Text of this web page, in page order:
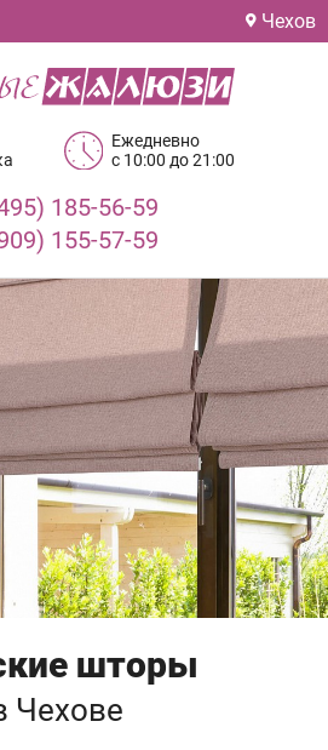
Чехов
Ежедневно
с 10:00 до 21:00
185-56-59
155-57-59
шторы
Чехове